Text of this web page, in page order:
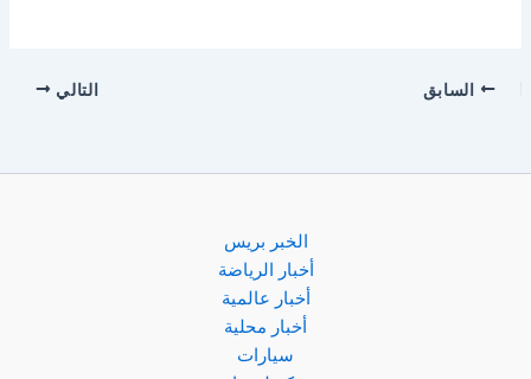
السابق التالي
الخبر بريس
أخبار الرياضة
أخبار عالمية
أخبار محلية
سيارات